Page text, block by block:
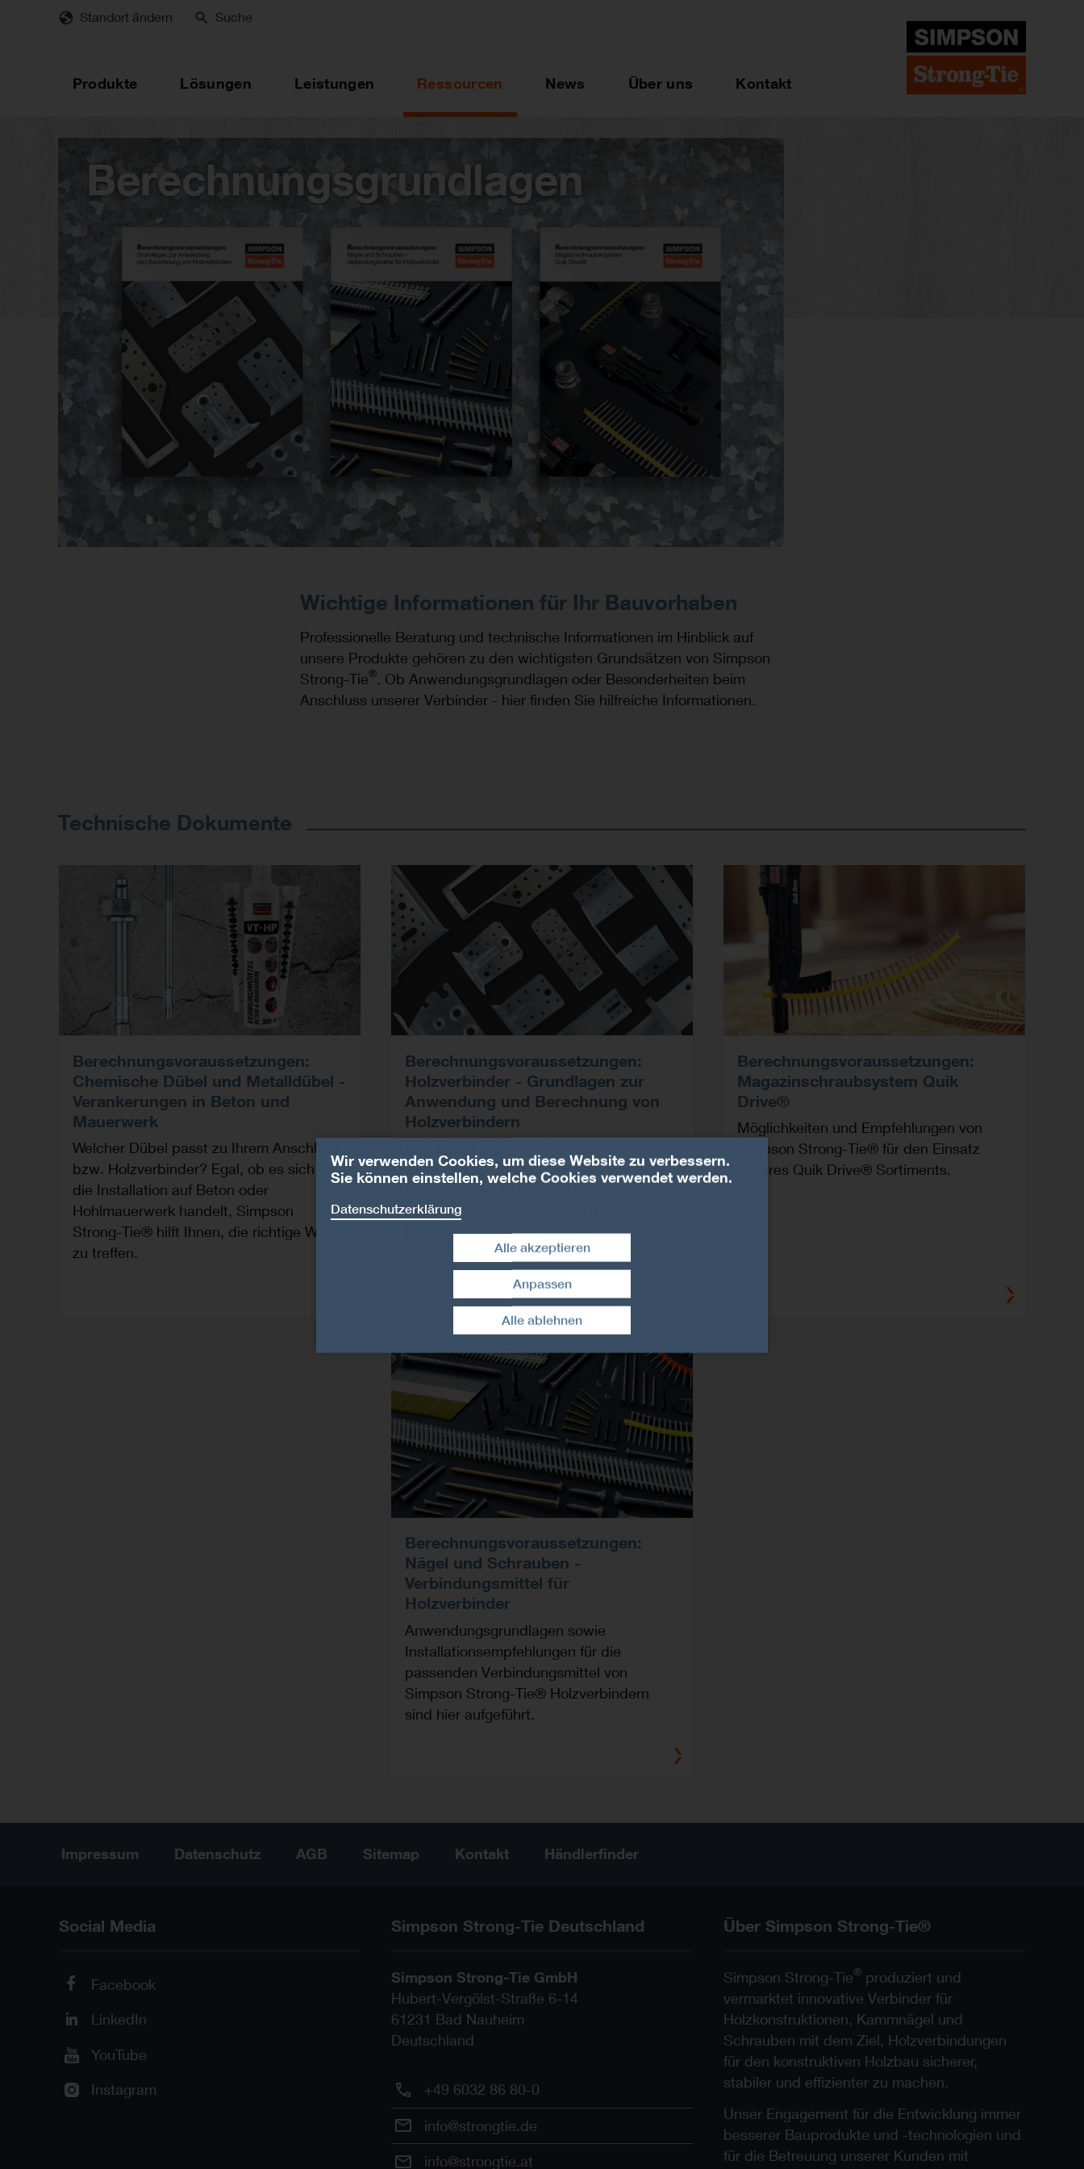
Standort ändern Suche
Produkte Lösungen Leistungen Ressourcen News Über uns Kontakt
Berechnungsgrundlagen
Wichtige Informationen für Ihr Bauvorhaben
Professionelle Beratung und technische Informationen im Hinblick auf
unsere Produkte gehören zu den wichtigsten Grundsätzen von Simpson
Strong-Tie®. Ob Anwendungsgrundlagen oder Besonderheiten beim
Anschluss unserer Verbinder - hier finden Sie hilfreiche Informationen.
Technische Dokumente
Berechnungsvoraussetzungen:
Chemische Dübel und Metalldübel -
Verankerungen in Beton und
Mauerwerk
Welcher Dübel passt zu Ihrem Anschluss
bzw. Holzverbinder? Egal, ob es sich um
die Installation auf Beton oder
Hohlmauerwerk handelt, Simpson
Strong-Tie® hilft Ihnen, die richtige Wahl
zu treffen.
Berechnungsvoraussetzungen:
Holzverbinder - Grundlagen zur
Anwendung und Berechnung von
Holzverbindern
Berechnung gemäß Eurocode, sowie
Informationen zu Serviceklassen,
Festigkeit, Feuerwiderstand, kombinierte
Lasten, uvm.
Berechnungsvoraussetzungen:
Magazinschraubsystem Quik
Drive®
Möglichkeiten und Empfehlungen von
Simpson Strong-Tie® für den Einsatz
unseres Quik Drive® Sortiments.
Berechnungsvoraussetzungen:
Nägel und Schrauben -
Verbindungsmittel für
Holzverbinder
Anwendungsgrundlagen sowie
Installationsempfehlungen für die
passenden Verbindungsmittel von
Simpson Strong-Tie® Holzverbindern
sind hier aufgeführt.
Impressum Datenschutz AGB Sitemap Kontakt Händlerfinder
Über Simpson Strong-Tie®
Simpson Strong-Tie®produziert und
vermarktet innovative Verbinder für
Holzkonstruktionen, Kammnägel und
Schrauben mit dem Ziel, Holzverbindungen
für den konstruktiven Holzbau sicherer,
stabiler und effizienter zu machen.
Unser Engagement für die Entwicklung immer
besserer Bauprodukte und -technologien und
für die Betreuung unserer Kunden mit
Simpson Strong-Tie Deutschland
Simpson Strong-Tie GmbH
Hubert-Vergölst-Straße 6-14
61231 Bad Nauheim
Deutschland
+49 6032 86 80-0
info@strongtie.de
info@strongtie.at
Social Media
Facebook
LinkedIn
YouTube
Instagram
Wir verwenden Cookies, um diese Website zu verbessern.
Sie können einstellen, welche Cookies verwendet werden.
Datenschutzerklärung
Alle ablehnen
Alle akzeptieren
Zustimmung widerrufen
Anpassen